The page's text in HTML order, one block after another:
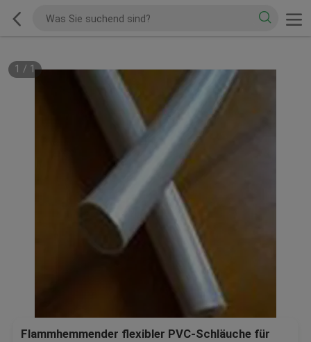
1 / 1
Flammhemmender flexibler PVC-Schläuche für